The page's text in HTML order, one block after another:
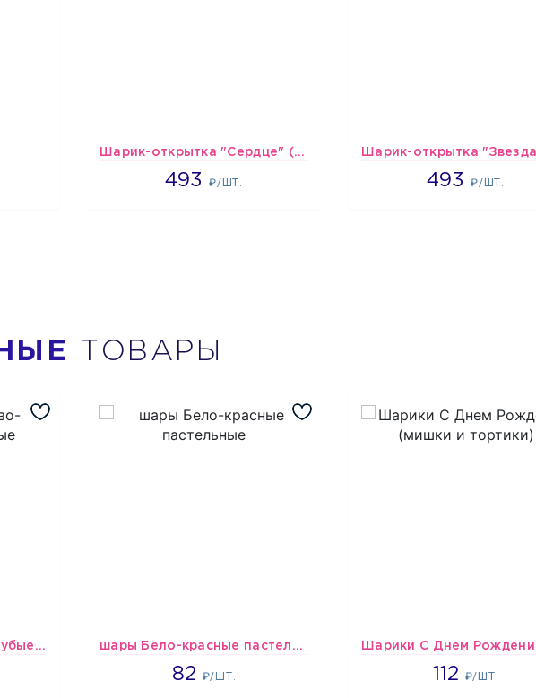
Шарик-открытка "Сердце" (45 см) - 2
493₽/ШТ.
493
493₽/ШТ.
493
ТОВАРЫ
шары Бело-розово-голубые пастельные шары Бело-красные пастельные
82 ₽/ШТ.
1637
112 ₽/ШТ.
1718